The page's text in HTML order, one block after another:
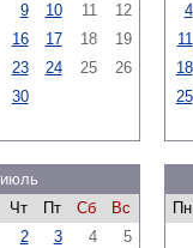
9 10 11
12
16 17 18
19
23 24 25
26
30
4
11
18
25
июль
Чт Пт Сб
Вс
2 3 4
5
Пн